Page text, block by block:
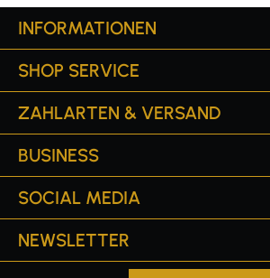
INFORMATIONEN
SHOP SERVICE
ZAHLARTEN & VERSAND
BUSINESS
SOCIAL MEDIA
NEWSLETTER